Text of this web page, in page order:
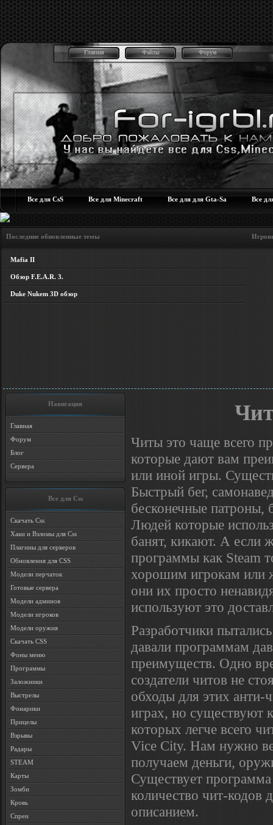
Главная Файлы Форум
Все для CsS Все для Minecraft Все для для Gta-Sa Все
Последние обновленные темы Игровые
Mafia II
Обзор F.E.A.R. 3.
Duke Nukem 3D обзор
Навигация
Главная
Форум
Блог
Сервера
Все для Css
Скачать Css
Хаки и Взломы для Css
Плагины для серверов
Обновления для CSS
Модели перчаток
Готовые сервера
Модели админов
Модели игроков
Модели оружия
Скачать CSS
Фоны меню
Программы
Заложники
Выстрелы
Фонарики
Прицелы
Взрывы
Радары
STEAM
Карты
Зомби
Кровь
Спреи
Читы это чаще всего
которые дают вам
или иной игры.
Быстрый бег,
бесконечные патроны,
Людей которые
банят, кикают. А если
программы как Steam
хорошим игрокам или
они их просто
используют это
Разработчики
давали программам
преимуществ. Одно
создатели читов не
обходы для этих анти-
играх, но существуют
которых легче всего
Vice City. Нам нужно
получаем деньги,
Существует
количество чит-кодов
описанием.